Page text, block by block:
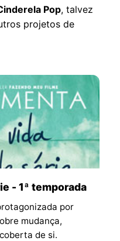
Pop, talvez
projetos de
- 1ª temporada
por
mudança,
de si.